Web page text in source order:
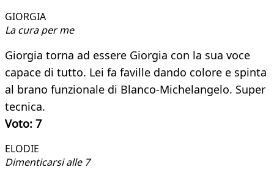
GIORGIA
La cura per me
Giorgia torna ad essere Giorgia con la sua voce
capace di tutto. Lei fa faville dando colore e spinta
al brano funzionale di Blanco-Michelangelo. Super
tecnica.
Voto: 7
ELODIE
Dimenticarsi alle 7